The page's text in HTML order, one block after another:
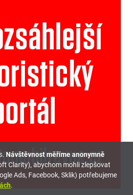
Návštěvnost měříme anonymně
Clarity), abychom mohli zlepšovat
Ads, Facebook, Sklik) potřebujeme
.